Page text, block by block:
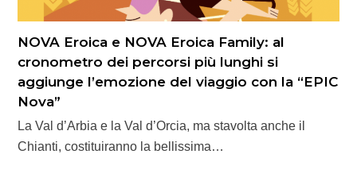
NOVA Eroica e NOVA Eroica Family: al
cronometro dei percorsi più lunghi si
aggiunge l’emozione del viaggio con la “EPIC
Nova”
La Val d’Arbia e la Val d’Orcia, ma stavolta anche il
Chianti, costituiranno la bellissima…